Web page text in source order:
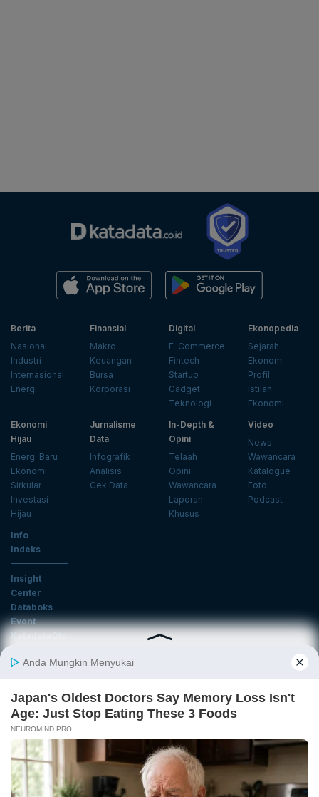
Berita
Nasional
Industri
Internasional
Energi
Finansial
Makro
Keuangan
Bursa
Korporasi
Digital
E-Commerce
Fintech
Startup
Gadget
Teknologi
Ekonopedia
Sejarah
Ekonomi
Profil
Istilah
Ekonomi
Ekonomi
Hijau
Energi Baru
Ekonomi
Sirkular
Investasi
Hijau
Jurnalisme
Data
Infografik
Analisis
Cek Data
In-Depth &
Opini
Telaah
Opini
Wawancara
Laporan
Khusus
Video
News
Wawancara
Katalogue
Foto
Podcast
Info
Indeks
Insight
Center
Databoks
Event
KatadataOto
Email
Daftar